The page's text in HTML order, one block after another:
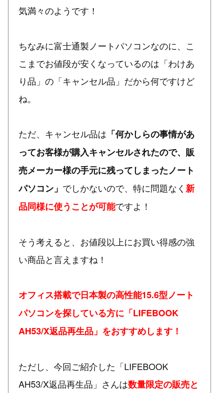
気満々のようです！
ちなみに富士通製ノートパソコンなのに、こ
こまでお値段が安くなっているのは「わけあ
り品」の「キャンセル品」だから何ですけど
ね。
ただ、キャンセル品は 「何かしらの事情があ
ってお客様が購入キャンセルされたので、販
売メーカー様の手元に残ってしまったノート
パソコン」 でしかないので、特に問題なく 新
品同様に使うことが可能ですよ！
そう考えると、お値段以上にお買い得感の強
い商品と言えますね！
オフィス搭載で日本製の高性能15.6型ノート
パソコンを探している方に「LIFEBOOK
AH53/X返品再生品」をおすすめします！
ただし、今回ご紹介した「LIFEBOOK
AH53/X返品再生品」さんは数量限定の販売と